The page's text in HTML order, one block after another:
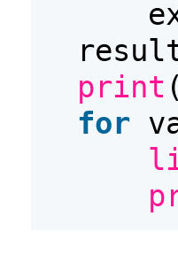
print
for